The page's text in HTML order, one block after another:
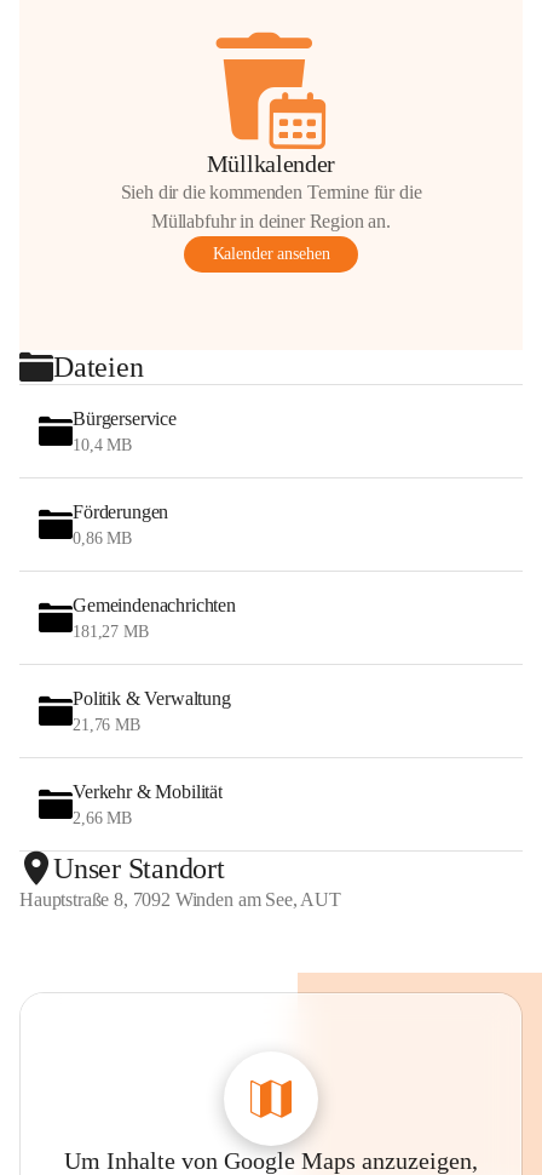
Müllkalender
Sieh dir die kommenden Termine für die
Müllabfuhr in deiner Region an.
Kalender ansehen
Dateien
Bürgerservice
10,4 MB
Förderungen
0,86 MB
Gemeindenachrichten
181,27 MB
Politik & Verwaltung
21,76 MB
Verkehr & Mobilität
2,66 MB
Unser Standort
Hauptstraße 8, 7092 Winden am See, AUT
Um Inhalte von Google Maps anzuzeigen,